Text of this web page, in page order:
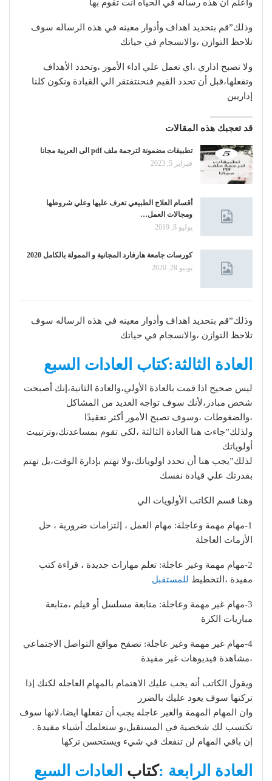
واعلم أن هذه رساله في الحياه انت تقوم بها
وذلك”قم بتحديد اهداف وأدوار معينه في هذه الرساله سوف
تلاحظ التوازن ،والانسجام في حياتك
ولا تصبح اداري ،اي تعمل علي اداء الأمور ،وتحدد الأهداف
وتفعلها،قبل أن تحدد القيم فنحنتفتقر الي القيادة ونكون كلنا
إداريين
قد تعجبك هذه المقالات
تطبيقات مضمونة لترجمة ملف pdf الى العربية مجانا
فبراير 5, 2023
أقسام العلاج الطبيعي تعرف عليها وعلي شروطها
ومجالات العمل…
يوليو 8, 2019
كورسات جامعة هارفارد المجانية و الممولة بالكامل 2020
يونيو 28, 2020
وذلك”قم بتحديد اهداف وأدوار معينه في هذه الرساله سوف
تلاحظ التوازن ،والانسجام في حياتك
العادة الثالثة:كتاب العادات السبع
ليس صحيح اذا قمت بالعادة الأولي،والعادة الثانية،إنك أصبحت
شخص مبادر،لأنك سوف تواجه العديد من المشاكل
،والضغوطات ،وسوف تصبح الأمور أكثر تعقيدًا
ولذلك”جاءت هنا العادة الثالثة ،لكي تقوم بمساعدتك،وترتييت
أولوياتك
لذلك”يجب هنا أن تحدد اولوياتك،ولا تهتم بإدارة الوقت،بل تهتم
بقدرتك علي قيادة نفسك
وهنا قسم الكاتب الأولويات الي
1-مهام مهمة وعاجلة: مهام العمل ، إلتزامات ضرورية ، حل
الأزمات العاجلة
2-مهام مهمة وغير عاجلة: تعلم مهارات جديدة ، قراءة كتب
مفيدة ،التخطيط للمستقبل
3-مهام غير مهمة وعاجلة: متابعة مسلسل أو فيلم ،متابعة
مباريات الكرة
4-مهام غير مهمة وغير عاجلة: تصفح مواقع التواصل الاجتماعي
،مشاهدة فيديوهات غير مفيدة
ويقول الكاتب أنه يجب عليك الاهتمام بالمهام العاجله لكنك إذا
تركتها سوف يعود عليك بالضرر
وان المهام المهمة والغير عاجله يجب أن تفعلها ايضا،لانها سوف
تكتسب لك شخصية في المستقبل،و ستعلمك أشياء مفيدة .
إن باقي المهام لن تنفعك في شيء ويستحسن تركها
العادة الرابعة :كتاب العادات السبع